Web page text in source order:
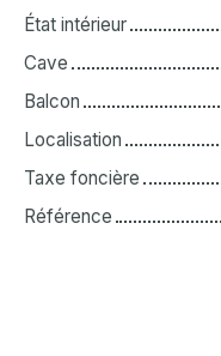
État intérieur
Cave
Balcon
Localisation
Taxe foncière
Référence